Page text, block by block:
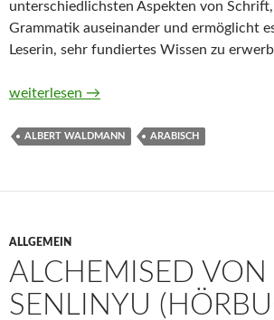
unterschiedlichsten Aspekten von
Grammatik auseinander und ermöglicht
Leserin, sehr fundiertes Wissen zu
Lehrbuch der arabischen Sprache 1 von
weiterlesen →
ALBERT WALDMANN ARABISCH
ALLGEMEIN
ALCHEMISED VON
SENLINYU